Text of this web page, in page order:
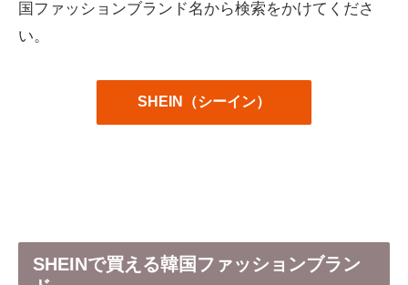
国ファッションブランド名から検索をかけてくださ
い。
SHEIN（シーイン）
SHEINで買える韓国ファッションブラン